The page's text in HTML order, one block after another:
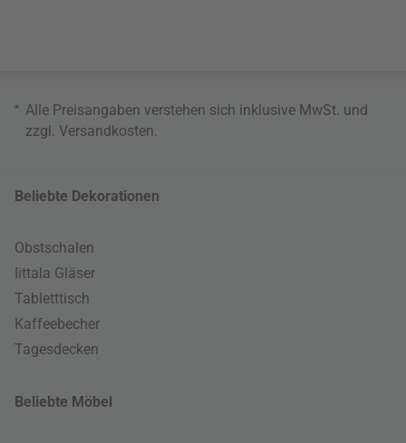
* Alle Preisangaben verstehen sich inklusive MwSt. und
zzgl. Versandkosten
Beliebte Dekorationen
Obstschalen
Iittala Gläser
Tabletttisch
Kaffeebecher
Tagesdecken
Beliebte Möbel